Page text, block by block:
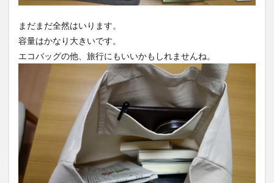
まだまだ全然はいります。
容量はかなり大きいです。
エコバッグの他、旅行にもいいかもしれませんね。